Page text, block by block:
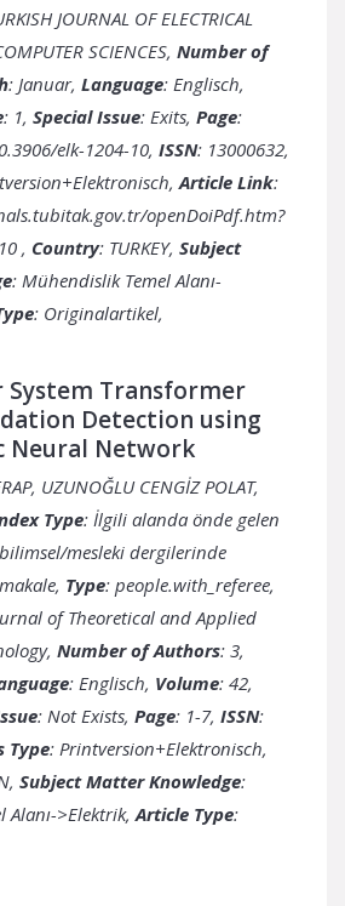
JOURNAL OF ELECTRICAL
SCIENCES, Number of
: Januar, Language: Englisch,
: 1, Special Issue: Exits, Page:
elk-1204-10, ISSN: 13000632,
Article Link:
openDoiPdf.htm?
, Country: Subject
: Mühendislik Temel Alanı-
: Originalartikel,
System Transformer
Detection using
Neural Network
UZUNOĞLU CENGİZ POLAT,
Type: İlgili alanda önde gelen
mesleki dergilerinde
Type: people.with_referee,
of Theoretical and Applied
Number of Authors: 3,
: Englisch, Volume: 42,
: Not Exists, Page: 1-7, ISSN:
Type: Printversion+Elektronisch,
Subject Matter Knowledge:
Alanı->Elektrik, Article Type: